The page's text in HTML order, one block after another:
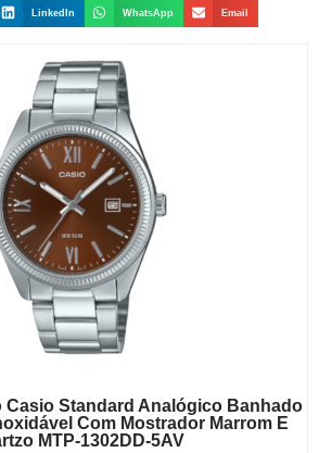
LinkedIn WhatsApp Email
Casio Standard Analógico Banhado
Com Mostrador Marrom E
MTP-1302DD-5AV